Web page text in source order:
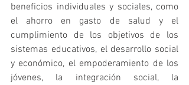
beneficios individuales y sociales, como
el ahorro en gasto de salud y el
cumplimiento de los objetivos de los
sistemas educativos, el desarrollo social
y económico, el empoderamiento de los
jóvenes, la integración social, la